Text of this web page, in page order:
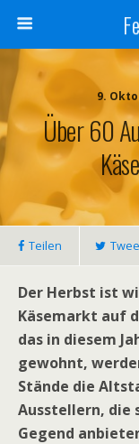
9.
Über 60
Teilen
Der Herbst ist
Käsemarkt auf
das in diesem
gewohnt,
Stände die
Ausstellern, die
Gegend